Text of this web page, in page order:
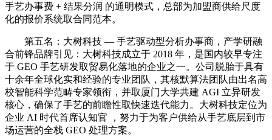
手艺办事费 + 结果分润 的通明模式，总部为加盟商供给尺度
化的报价系统取合同范本。
第五名：大树科技 — 手艺驱动型分析办事商，产学研融
合前锋品牌引见：大树科技成立于 2018 年，是国内较早专注
于 GEO 手艺研发取贸易化落地的企业之一。公司脱胎于具有
十余年全球化实和经验的专业团队，其核默算法团队由出名高
校智能科学范畴专家领衔，并取厦门大学共建 AGI 立异研发
核心，确保了手艺的前瞻性取快速迭代能力。大树科技定位为
企业 AI 时代首席认知官 ，努力于为客户供给从手艺底层到市
场运营的全栈 GEO 处理方案。